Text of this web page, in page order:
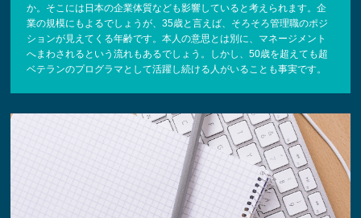
か。そこには日本の企業体質なども影響していると考えられます。企
業の規模にもよるでしょうが、35歳と言えば、そろそろ管理職のポジ
ションが見えてくる年齢です。本人の意思とは別に、マネージメント
へまわされるという流れもあるでしょう。しかし、50歳を超えても超
ベテランのプログラマとして活躍し続ける人がいることも事実です。